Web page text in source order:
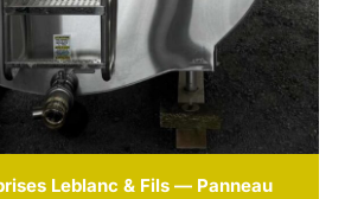
Leblanc & Fils — Panneau